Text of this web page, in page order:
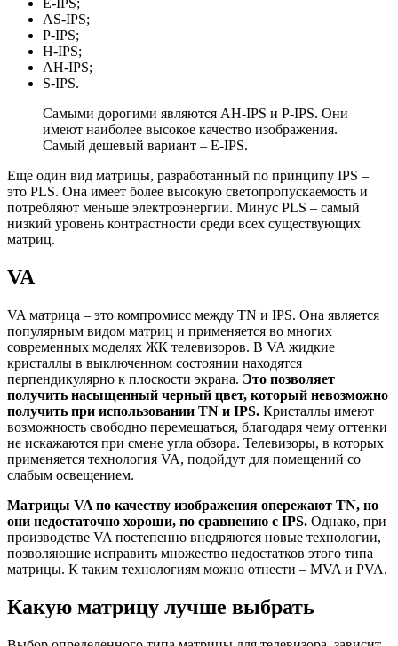
E-IPS;
AS-IPS;
P-IPS;
H-IPS;
AH-IPS;
S-IPS.
Самыми дорогими являются AH-IPS и P-IPS. Они
имеют наиболее высокое качество изображения.
Самый дешевый вариант – E-IPS.
Еще один вид матрицы, разработанный по принципу IPS –
это PLS. Она имеет более высокую светопропускаемость и
потребляют меньше электроэнергии. Минус PLS – самый
низкий уровень контрастности среди всех существующих
матриц.
VA
VA матрица – это компромисс между TN и IPS. Она является
популярным видом матриц и применяется во многих
современных моделях ЖК телевизоров. В VA жидкие
кристаллы в выключенном состоянии находятся
перпендикулярно к плоскости экрана. Это позволяет
получить насыщенный черный цвет, который невозможно
получить при использовании TN и IPS. Кристаллы имеют
возможность свободно перемещаться, благодаря чему оттенки
не искажаются при смене угла обзора. Телевизоры, в которых
применяется технология VA, подойдут для помещений со
слабым освещением.
Матрицы VA по качеству изображения опережают TN, но
они недостаточно хороши, по сравнению с IPS. Однако, при
производстве VA постепенно внедряются новые технологии,
позволяющие исправить множество недостатков этого типа
матрицы. К таким технологиям можно отнести – MVA и PVA.
Какую матрицу лучше выбрать